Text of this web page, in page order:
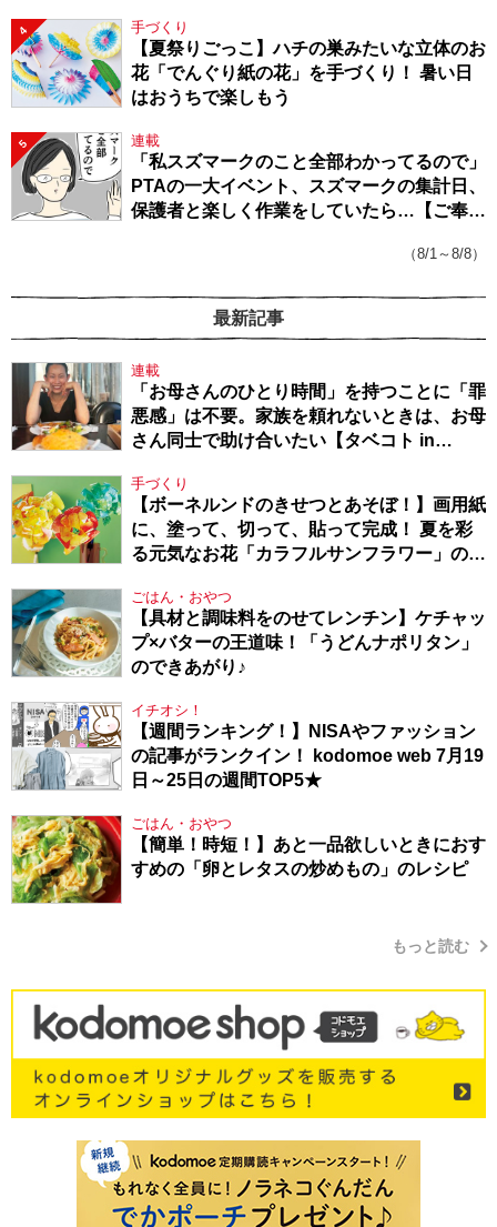
4 手づくり
【夏祭りごっこ】ハチの巣みたいな立体のお
花「でんぐり紙の花」を手づくり！ 暑い日
はおうちで楽しもう
5 連載
「私スズマークのこと全部わかってるので」
PTAの一大イベント、スズマークの集計日、
保護者と楽しく作業をしていたら…【ご奉仕
（8/1～8/8）
最新記事
連載
「お母さんのひとり時間」を持つことに「罪
悪感」は不要。家族を頼れないときは、お母
さん同士で助け合いたい【タベコト in
手づくり
【ボーネルンドのきせつとあそぼ！】画用紙
に、塗って、切って、貼って完成！ 夏を彩
る元気なお花「カラフルサンフラワー」の作
ごはん・おやつ
【具材と調味料をのせてレンチン】ケチャッ
プ×バターの王道味！「うどんナポリタン」
のできあがり♪
イチオシ！
【週間ランキング！】NISAやファッション
の記事がランクイン！ kodomoe web 7月19
日～25日の週間TOP5★
ごはん・おやつ
【簡単！時短！】あと一品欲しいときにおす
すめの「卵とレタスの炒めもの」のレシピ
もっと読む